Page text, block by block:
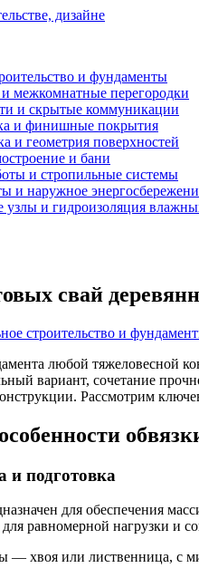
дизайне
и фундаменты
межкомнатные перегородки
и скрытые коммуникации
и финишные покрытия
и геометрия поверхностей
и бани
и стропильные системы
и наружное
узлы и гидроизоляция
свай
строительство и
любой тяжеловесной
вариант, сочетание
Рассмотрим
и подготовка
для обеспечения
равномерной нагрузки и
— хвоя или лиственница, с